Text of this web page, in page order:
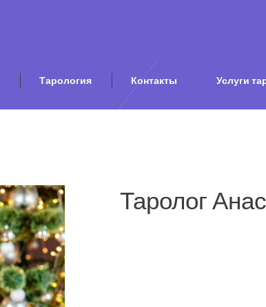
Тарология Контакты Услуги
Таролог